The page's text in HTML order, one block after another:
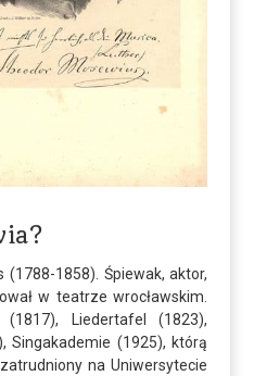
1858). Śpiewak, aktor,
w teatrze wrocławskim.
(1817), Liedertafel (1823),
Singakademie (1925), którą
na Uniwersytecie